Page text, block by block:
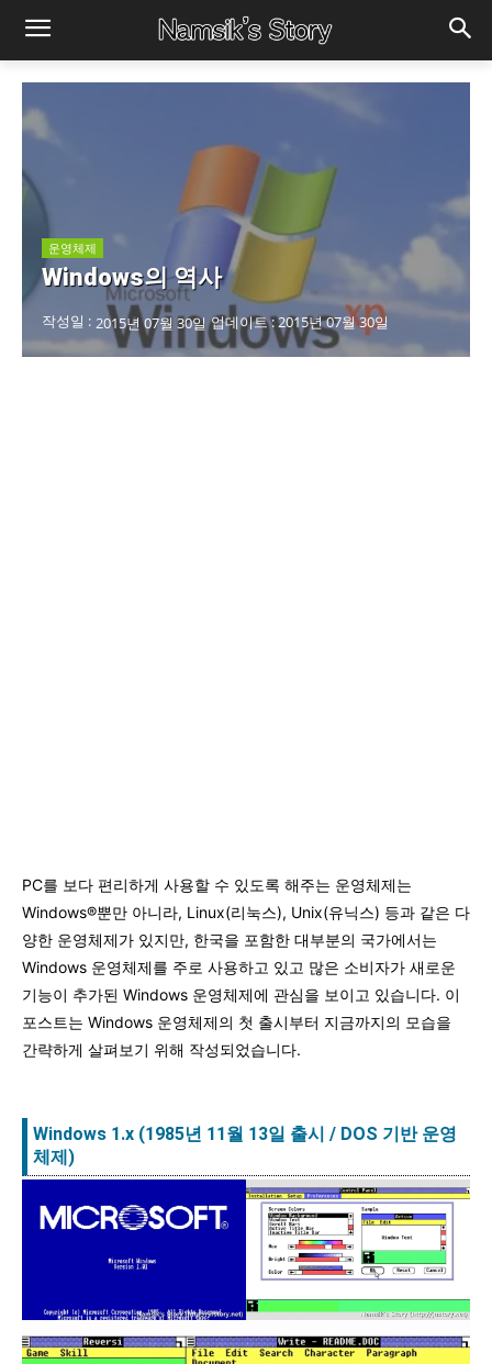
운영체제
Windows의 역사
작성일 : 2015년 07월 30일 업데이트 :2015년 07월 30일
PC를 보다 편리하게 사용할 수 있도록 해주는 운영체제는
Windows®뿐만 아니라, Linux(리눅스), Unix(유닉스) 등과 같은 다
양한 운영체제가 있지만, 한국을 포함한 대부분의 국가에서는
Windows 운영체제를 주로 사용하고 있고 많은 소비자가 새로운
기능이 추가된 Windows 운영체제에 관심을 보이고 있습니다. 이
포스트는 Windows 운영체제의 첫 출시부터 지금까지의 모습을
간략하게 살펴보기 위해 작성되었습니다.
Windows 1.x (1985년 11월 13일 출시 / DOS 기반 운영
체제)